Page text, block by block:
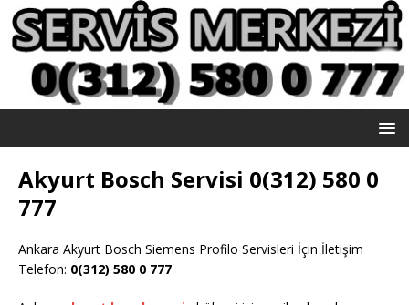
Akyurt Bosch Servisi 0(312) 580 0
777
Ankara Akyurt Bosch Siemens Profilo Servisleri İçin İletişim
Telefon: 0(312) 580 0 777